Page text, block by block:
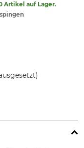
Artikel auf Lager.